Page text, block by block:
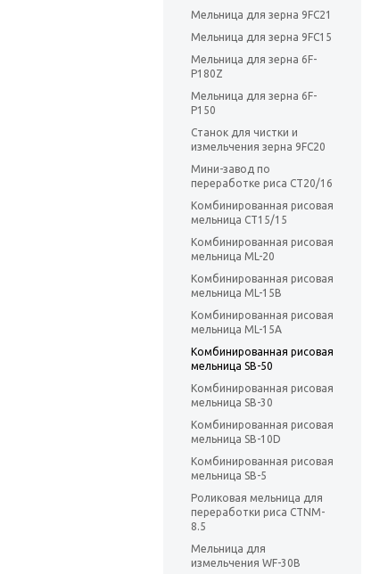
Мельница для зерна 9FC21
Мельница для зерна 9FC15
Мельница для зерна 6F-
P180Z
Мельница для зерна 6F-
P150
Станок для чистки и
измельчения зерна 9FC20
Мини-завод по
переработке риса CT20/16
Комбинированная рисовая
мельница CT15/15
Комбинированная рисовая
мельница ML-20
Комбинированная рисовая
мельница ML-15B
Комбинированная рисовая
мельница ML-15A
Комбинированная рисовая
мельница SB-50
Комбинированная рисовая
мельница SB-30
Комбинированная рисовая
мельница SB-10D
Комбинированная рисовая
мельница SB-5
Роликовая мельница для
переработки риса CTNM-
8.5
Мельница для
измельчения WF-30B